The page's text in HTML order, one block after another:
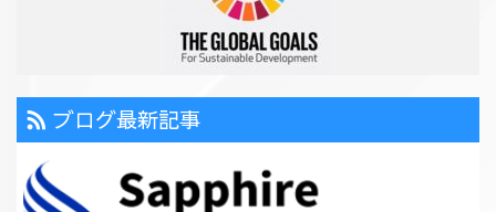
ブログ最新記事